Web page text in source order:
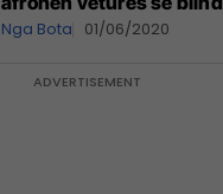
– plagosin dy anëtarë të
Nga Bota 01/06/2020